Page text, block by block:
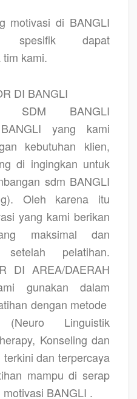
motivasi di BANGLI
spesifik dapat
kami.
DI BANGLI
SDM BANGLI
yang kami
kebutuhan klien,
di ingingkan untuk
sdm BANGLI
Oleh karena itu
yang kami berikan
maksimal dan
pelatihan.
DI AREA/DAERAH
gunakan dalam
dengan metode
Linguistik
Konseling dan
dan terpercaya
mampu di serap
BANGLI .